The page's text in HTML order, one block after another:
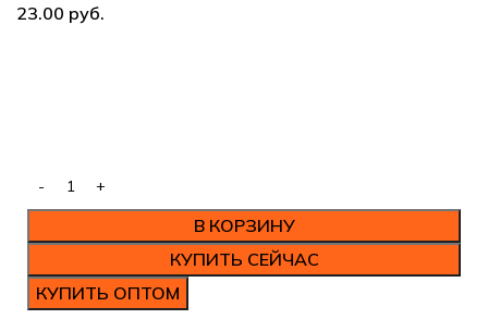
руб.
В КОРЗИНУ
КУПИТЬ СЕЙЧАС
КУПИТЬ ОПТОМ